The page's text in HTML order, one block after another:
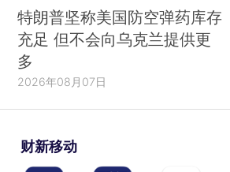
特朗普坚称美国防空弹药库存
充足 但不会向乌克兰提供更
多
2026年08月07日
财新移动